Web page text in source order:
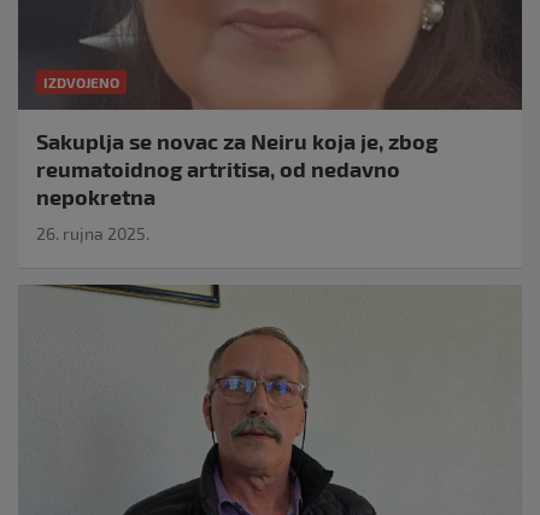
IZDVOJENO
Sakuplja se novac za Neiru koja je, zbog
reumatoidnog artritisa, od nedavno
nepokretna
26. rujna 2025.